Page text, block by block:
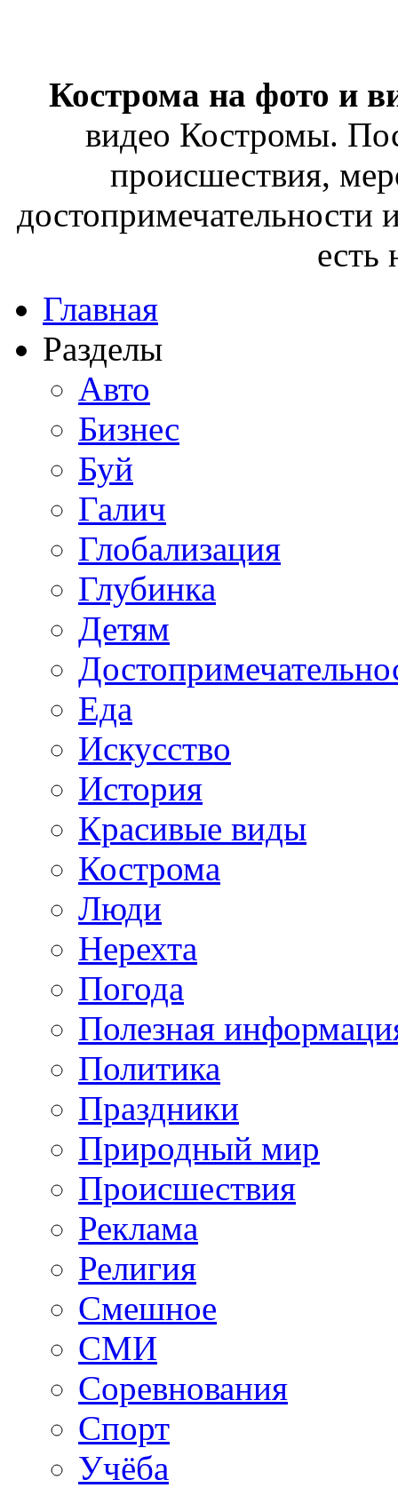
Кострома на фото и
видео Костромы.
происшествия,
достопримечательности
есть
Главная
Разделы
Авто
Бизнес
Буй
Галич
Глобализация
Глубинка
Детям
Еда
Искусство
История
Красивые виды
Кострома
Люди
Нерехта
Погода
Полезная
Политика
Праздники
Природный мир
Происшествия
Реклама
Религия
Смешное
СМИ
Соревнования
Спорт
Учёба